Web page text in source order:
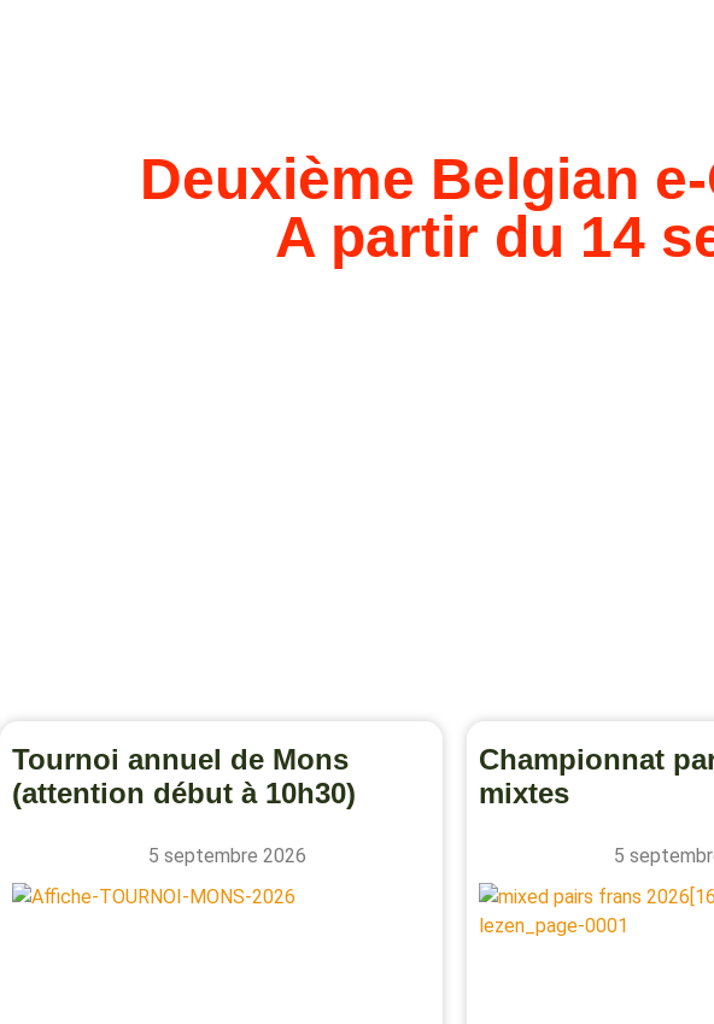
Deuxième Belgian
A partir du 14
Tournoi annuel de Mons
(attention début à 10h30)
5 septembre 2026
Championnat
mixtes
5